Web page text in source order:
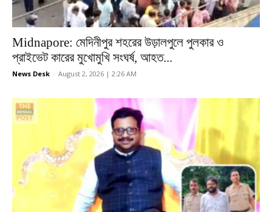
Midnapore: মেদিনীপুর শহরের উড়ালপুলে পুলকার ও
প্রাইভেট কারের মুখোমুখি সংঘর্ষ, আহত...
News Desk - August 2, 2026 | 2:26 AM